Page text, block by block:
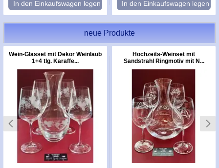
In den Einkaufswagen legen In den Einkaufswagen legen
neue Produkte
Wein-Glasset mit Dekor Weinlaub
1+4 tlg. Karaffe...
Hochzeits-Weinset mit
Sandstrahl Ringmotiv mit N...